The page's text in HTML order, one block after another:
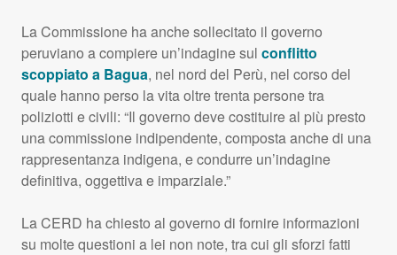
La Commissione ha anche sollecitato il governo
peruviano a compiere un’indagine sul conflitto
scoppiato a Bagua, nel nord del Perù, nel corso del
quale hanno perso la vita oltre trenta persone tra
poliziotti e civili: “Il governo deve costituire al più presto
una commissione indipendente, composta anche di una
rappresentanza indigena, e condurre un’indagine
definitiva, oggettiva e imparziale.”
LaCERD ha chiesto al governo di fornire informazioni
su molte questioni a lei non note, tra cui gli sforzi fatti